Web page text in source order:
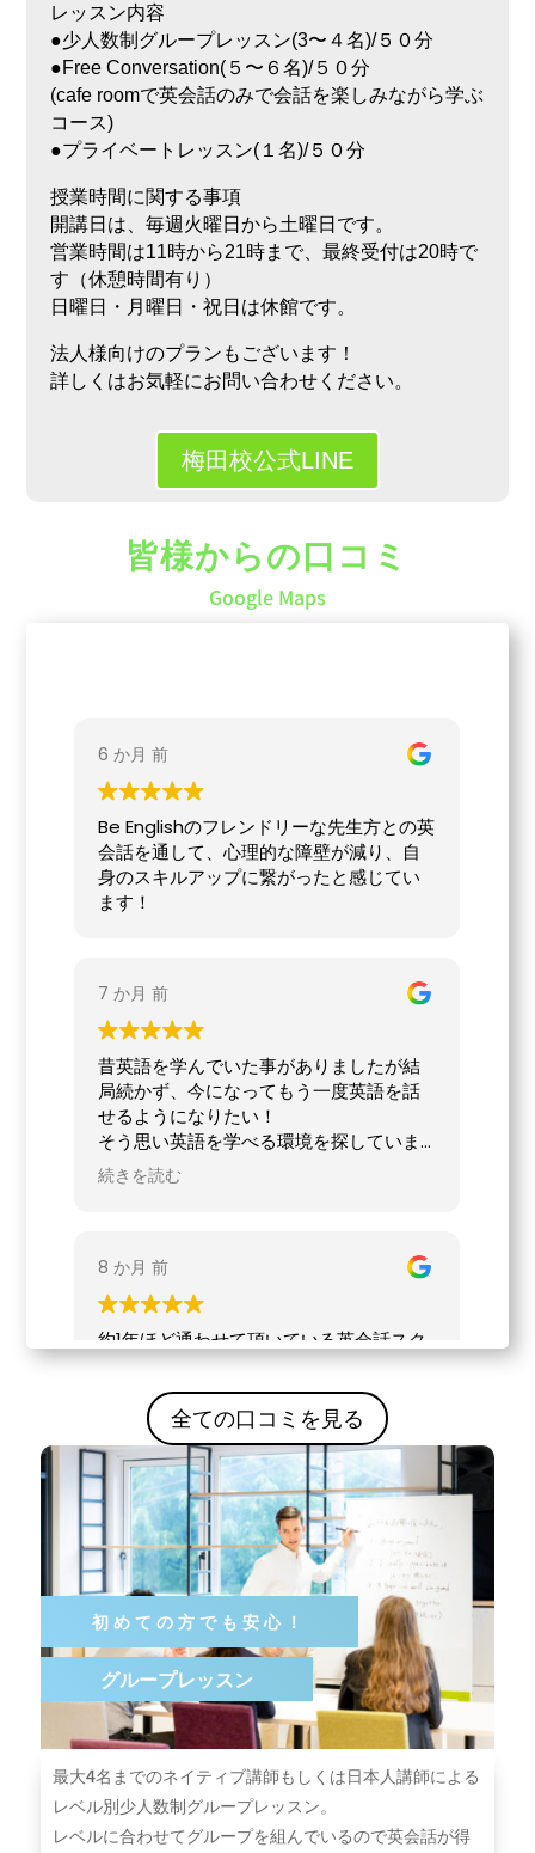
レッスン内容
●少人数制グループレッスン(3〜４名)/５０分
●Free Conversation(５〜６名)/５０分
(cafe roomで英会話のみで会話を楽しみながら学ぶ
コース)
●プライベートレッスン(１名)/５０分
授業時間に関する事項
開講日は、毎週火曜日から土曜日です。
営業時間は11時から21時まで、最終受付は20時で
す（休憩時間有り）
日曜日・月曜日・祝日は休館です。
法人様向けのプランもございます！
詳しくはお気軽にお問い合わせください。
梅田校公式LINE
皆様からの口コミ
Google Maps
全ての口コミを見る
最⼤4名までのネイティブ講師もしくは⽇本⼈講師による
レベル別少⼈数制グループレッスン。
レベルに合わせてグループを組んでいるので英会話が得
グループレッスン
初めての方でも安心！